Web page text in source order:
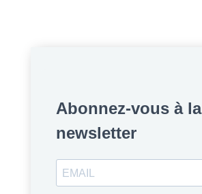
Abonnez-vous à la
newsletter